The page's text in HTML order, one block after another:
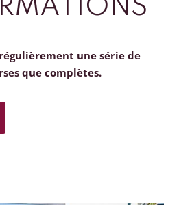
une série de
que complètes.